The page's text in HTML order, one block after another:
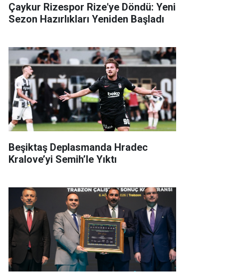
Çaykur Rizespor Rize'ye Döndü: Yeni
Sezon Hazırlıkları Yeniden Başladı
Beşiktaş Deplasmanda Hradec
Kralove’yi Semih’le Yıktı